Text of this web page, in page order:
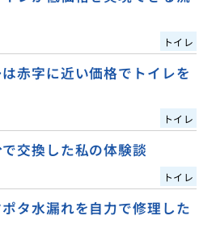
トイレ
赤字に近い価格でトイレを
トイレ
交換した私の体験談
トイレ
タ水漏れを自力で修理した